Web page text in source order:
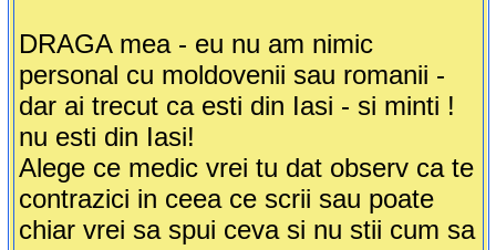
DRAGA mea - eu nu am nimic
personal cu moldovenii sau romanii -
dar ai trecut ca esti din Iasi - si minti !
nu esti din Iasi!
Alege ce medic vrei tu dat observ ca te
contrazici in ceea ce scrii sau poate
chiar vrei sa spui ceva si nu stii cum sa